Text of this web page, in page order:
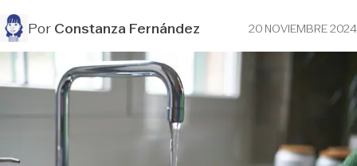
PorConstanza Fernández 20 NOVIEMBRE 2024